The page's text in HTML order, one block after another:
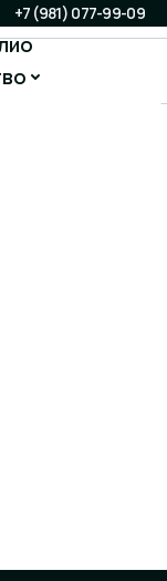
+7 (981) 077-99-09
С